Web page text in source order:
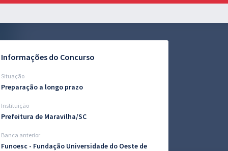
Informações do Concurso
Situação
Preparação a longo prazo
Instituição
Prefeitura de Maravilha/SC
Banca anterior
Funoesc - Fundação Universidade do Oeste de